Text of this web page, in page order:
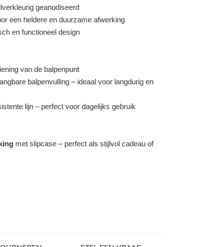
geanodiseerd
een heldere en duurzame afwerking
en functioneel design
van de balpenpunt
balpenvulling – ideaal voor langdurig en
lijn – perfect voor dagelijks gebruik
met slipcase – perfect als stijlvol cadeau of